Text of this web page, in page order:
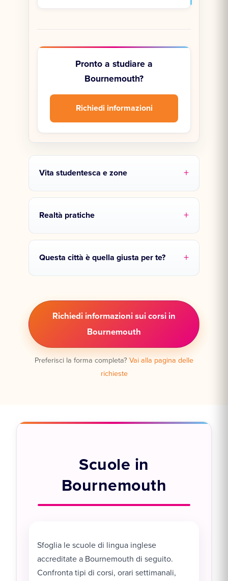
Pronto a studiare a
Bournemouth?
Richiedi informazioni
Vita studentesca e zone
Realtà pratiche
Questa città è quella giusta per te?
Richiedi informazioni sui corsi in
Bournemouth
Preferisci la forma completa? Vai alla pagina delle
richieste
Scuole in
Bournemouth
Sfoglia le scuole di lingua inglese
accreditate a Bournemouth di seguito.
Confronta tipi di corsi, orari settimanali,